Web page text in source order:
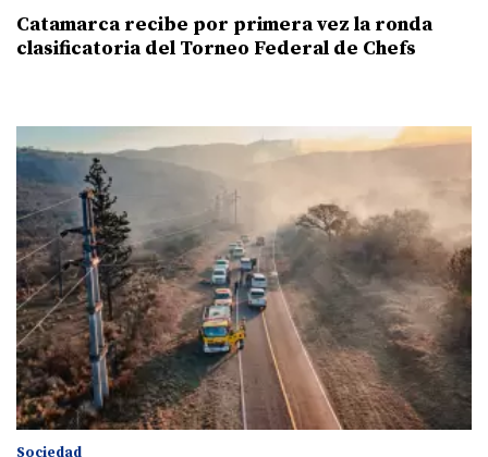
Catamarca recibe por primera vez la ronda
clasificatoria del Torneo Federal de Chefs
Sociedad